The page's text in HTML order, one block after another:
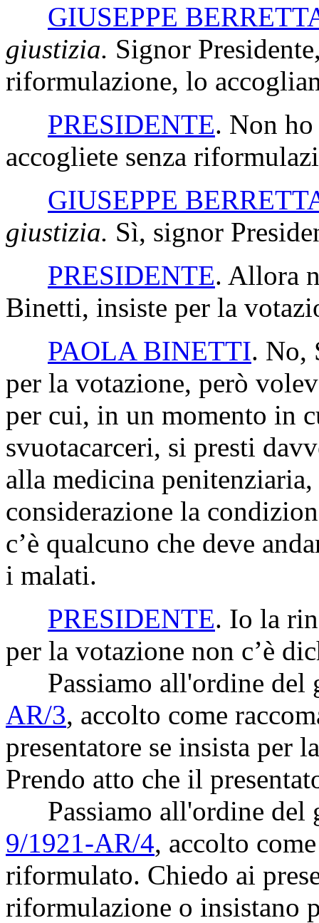
GIUSEPPE
giustizia. Signor
riformulazione, lo
PRESIDENTE. Non
accogliete senza
GIUSEPPE
giustizia. Sì, signor
PRESIDENTE. Allora
Binetti, insiste per la
PAOLA BINETTI. No,
per la votazione, però
per cui, in un momento in
svuotacarceri, si presti
alla medicina
considerazione la
c’è qualcuno che deve
i malati.
PRESIDENTE. Io la
per la votazione non c’è
Passiamo all'ordine del
AR/3, accolto come
presentatore se insista per
Prendo atto che il
Passiamo all'ordine
9/1921-AR/4, accolto
riformulato. Chiedo ai
riformulazione o insistano